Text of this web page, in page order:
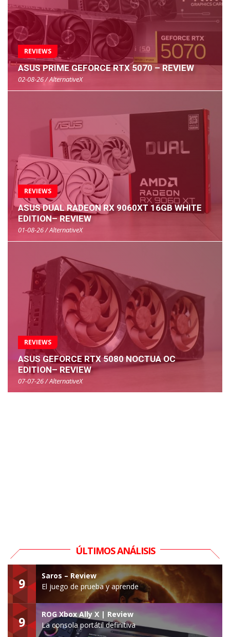
REVIEWS
ASUS PRIME GEFORCE RTX 5070 – REVIEW
02-08-26 / AlternativeX
REVIEWS
ASUS DUAL RADEON RX 9060XT 16GB WHITE
EDITION– REVIEW
01-08-26 / AlternativeX
REVIEWS
ASUS GEFORCE RTX 5080 NOCTUA OC
EDITION– REVIEW
07-07-26 / AlternativeX
ÚLTIMOS ANÁLISIS
9
Saros – Review
El juego de prueba y aprende
9
ROG Xbox Ally X | Review
La consola portátil definitiva